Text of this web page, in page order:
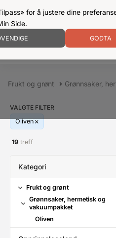
for å justere dine
Side.
GODTA
Kampanjer Produkter
Frukt og grønt Grønnsaker,
VALGTE FILTER
Oliven
19 treff
Kategori
Frukt og grønt
Grønnsaker, hermetisk og
vakuumpakket
Oliven